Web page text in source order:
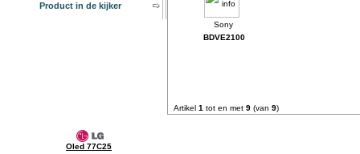
Product in de kijker
Oled 77C25
BDVE2100
Artikel 1 tot en met 9 (van 9)